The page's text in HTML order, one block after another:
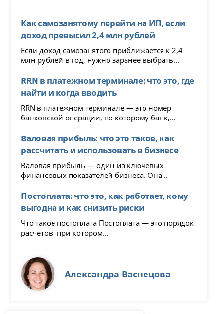
Как самозанятому перейти на ИП, если
доход превысил 2,4 млн рублей
Если доход самозанятого приближается к 2,4
млн рублей в год, нужно заранее выбрать...
RRN в платежном терминале: что это, где
найти и когда вводить
RRN в платежном терминале — это номер
банковской операции, по которому банк,...
Валовая прибыль: что это такое, как
рассчитать и использовать в бизнесе
Валовая прибыль — один из ключевых
финансовых показателей бизнеса. Она...
Постоплата: что это, как работает, кому
выгодна и как снизить риски
Что такое постоплата Постоплата — это порядок
расчетов, при котором...
Александра Васнецова